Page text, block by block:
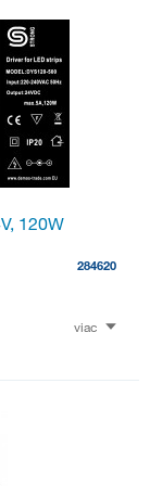
120W
284620
viac